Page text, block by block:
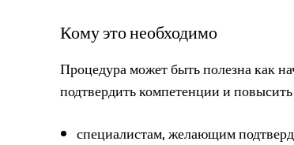
Кому это необходимо
Процедура может быть полезна как
подтвердить компетенции и
специалистам, желающим